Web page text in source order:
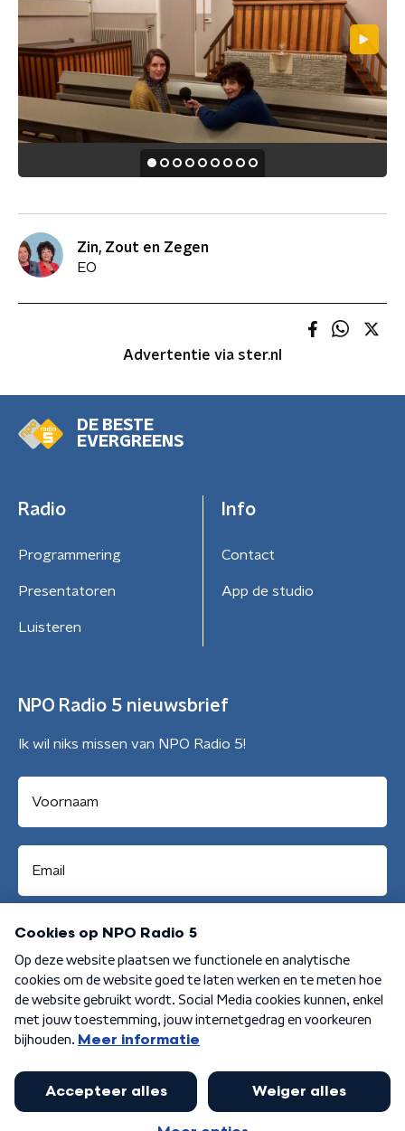
Zin, Zout en Zegen
EO
Advertentie via ster.nl
DE BESTE
EVERGREENS
Radio
Programmering
Presentatoren
Luisteren
Info
Contact
App de studio
NPO Radio 5 nieuwsbrief
Ik wil niks missen van NPO Radio 5!
Aanmelden
Algemene voorwaarden